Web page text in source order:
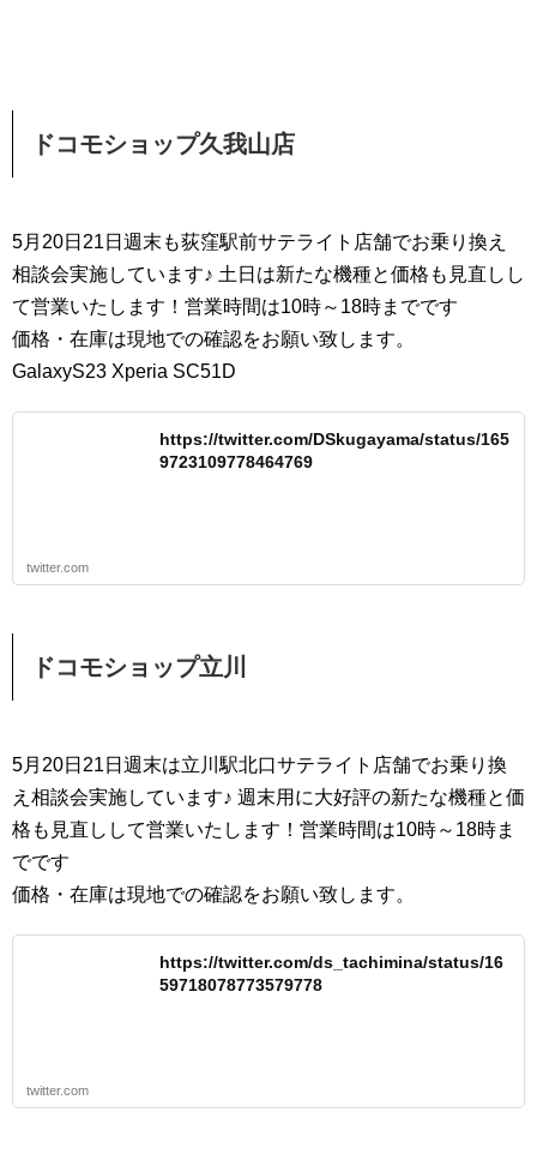
ドコモショップ久我山店
5月20日21日週末も荻窪駅前サテライト店舗でお乗り換え
相談会実施しています♪ 土日は新たな機種と価格も見直しし
て営業いたします！営業時間は10時～18時までです
価格・在庫は現地での確認をお願い致します。
GalaxyS23 Xperia SC51D
https://twitter.com/DSkugayama/status/165
9723109778464769
twitter.com
ドコモショップ立川
5月20日21日週末は立川駅北口サテライト店舗でお乗り換
え相談会実施しています♪ 週末用に大好評の新たな機種と価
格も見直しして営業いたします！営業時間は10時～18時ま
でです
価格・在庫は現地での確認をお願い致します。
https://twitter.com/ds_tachimina/status/16
59718078773579778
twitter.com